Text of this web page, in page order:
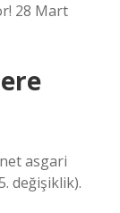
28 Mart
asgari
değişiklik).